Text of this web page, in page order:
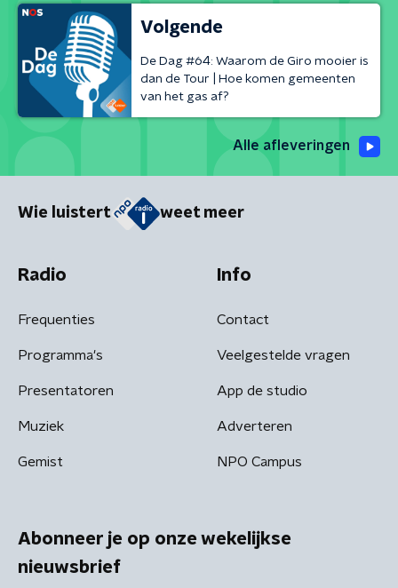
Volgende
De Dag #64: Waarom de Giro mooier is
dan de Tour | Hoe komen gemeenten
van het gas af?
Alle afleveringen
Wie luistert weet meer
Radio
Frequenties
Programma's
Presentatoren
Muziek
Gemist
Info
Contact
Veelgestelde vragen
App de studio
Adverteren
NPO Campus
Abonneer je op onze wekelijkse
nieuwsbrief